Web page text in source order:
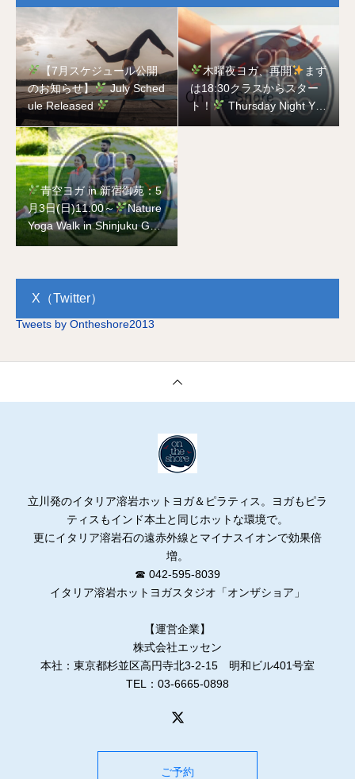
【7月スケジュール公開
のお知らせ】
July Sched
ule Released
木曜夜ヨガ、再開
まず
は18:30クラスからスター
ト！
Thursday Night Yog
a is Back
Starting with t
青空ヨガ in 新宿御苑：5
月3日(日)11:00～
Nature
Yoga Walk in Shinjuku Gyo
en National Garden on Ma
X（Twitter）
Tweets by Ontheshore2013
立川発のイタリア溶岩ホットヨガ＆ピラティス。ヨガもピラ
ティスもインド本土と同じホットな環境で。
更にイタリア溶岩石の遠赤外線とマイナスイオンで効果倍
増。
☎ 042-595-8039
イタリア溶岩ホットヨガスタジオ「オンザショア」
【運営企業】
株式会社エッセン
本社：東京都杉並区高円寺北3-2-15 明和ビル401号室
TEL：03-6665-0898
ご予約